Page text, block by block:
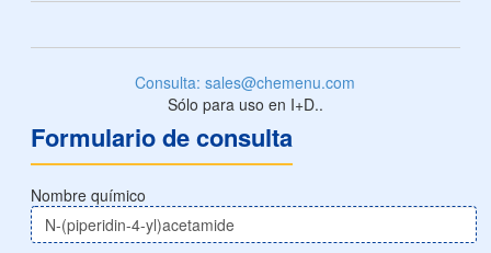
Consulta: sales@chemenu.com
Sólo para uso en I+D..
Formulario de consulta
Nombre químico